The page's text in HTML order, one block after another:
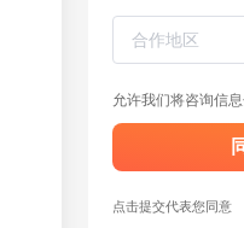
允许我们将咨询信
点击提交代表您同意